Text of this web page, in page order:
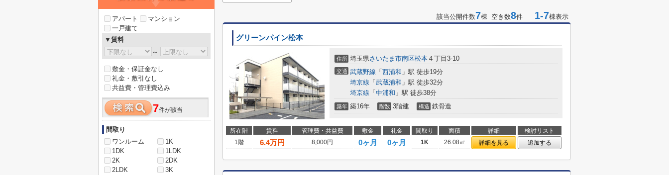
該当公開件数7棟 空き数8件 1-7棟表示
グリーンパイン松本
住所 埼玉県さいたま市南区松本 ４丁目3-10
交通 武蔵野線 「 西浦和 」駅 徒歩19分
埼京線 「 武蔵浦和 」駅 徒歩32分
埼京線 「 中浦和 」駅 徒歩38分
築年 築16年 階数 3階建 構造 鉄骨造
所在階 賃料 管理費・共益費 敷金 礼金 間取り 面積 詳細
検討リスト
1階
6.4万円 8,000円 0ヶ月 0ヶ月 1K 26.08㎡ 詳細を見る 追加する
アパート
マンション
一戸建て
▼賃料
～
敷金・保証金なし
礼金・敷引なし
共益費・管理費込み
7件が該当
間取り
ワンルーム
1K
1DK
1LDK
2K
2DK
2LDK
3K